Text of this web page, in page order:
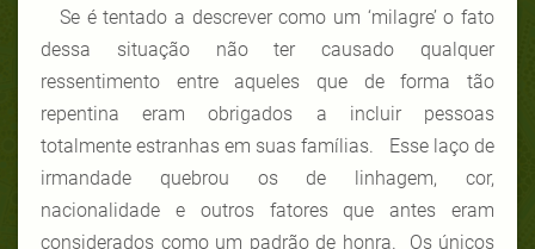
Se é tentado a descrever como um ‘milagre’ o fato
dessa situação não ter causado qualquer
ressentimento entre aqueles que de forma tão
repentina eram obrigados a incluir pessoas
totalmente estranhas em suas famílias. Esse laço de
irmandade quebrou os de linhagem, cor,
nacionalidade e outros fatores que antes eram
considerados como um padrão de honra. Os únicos